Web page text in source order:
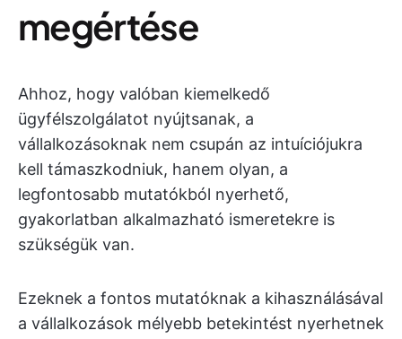
megértése
Ahhoz, hogy valóban kiemelkedő
ügyfélszolgálatot nyújtsanak, a
vállalkozásoknak nem csupán az intuíciójukra
kell támaszkodniuk, hanem olyan, a
legfontosabb mutatókból nyerhető,
gyakorlatban alkalmazható ismeretekre is
szükségük van.
Ezeknek a fontos mutatóknak a kihasználásával
a vállalkozások mélyebb betekintést nyerhetnek